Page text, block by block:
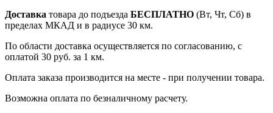
Доставка товара до подъезда БЕСПЛАТНО (Вт, Чт, Сб) в
пределах МКАД и в радиусе 30 км.
По области доставка осуществляется по согласованию, с
оплатой 30 руб. за 1 км.
Оплата заказа производится на месте - при получении товара.
Возможна оплата по безналичному расчету.